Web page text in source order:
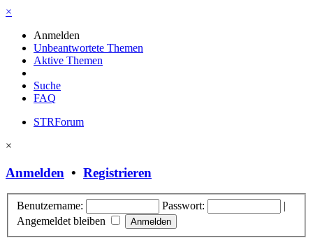
×
Anmelden
Unbeantwortete Themen
Aktive Themen
Suche
FAQ
STRForum
×
Anmelden • Registrieren
Benutzername: Passwort:
|
Angemeldet bleiben